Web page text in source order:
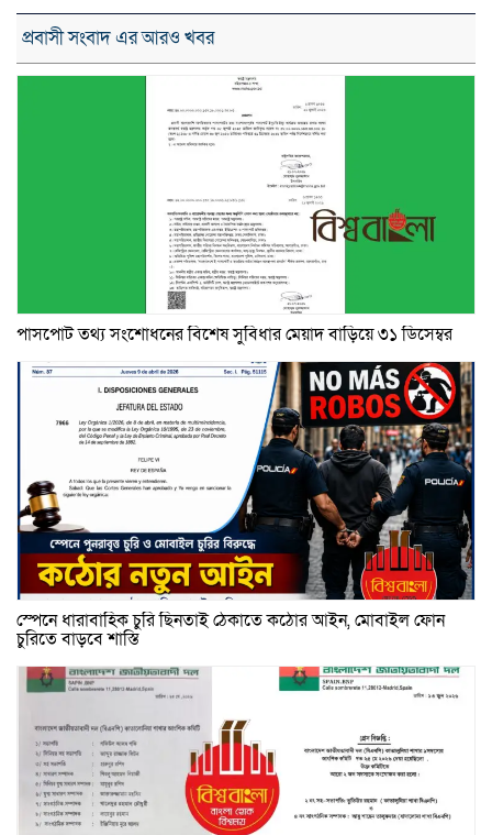
প্রবাসী সংবাদ এর আরও খবর
পাসপোর্ট তথ্য সংশোধনের বিশেষ সুবিধার মেয়াদ বাড়িয়ে ৩১ ডিসেম্বর
স্পেনে ধারাবাহিক চুরি ছিনতাই ঠেকাতে কঠোর আইন, মোবাইল ফোন
চুরিতে বাড়বে শাস্তি